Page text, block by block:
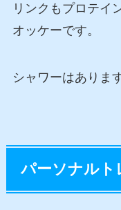
リンクもプロテイ
オッケーです。
シャワーはありま
パーソナルト